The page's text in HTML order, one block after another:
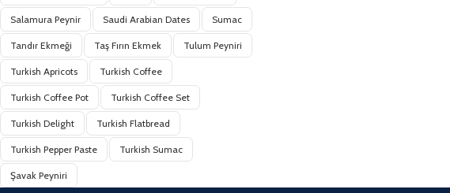
Salamura Peynir Saudi Arabian Dates Sumac
Tandır Ekmeği Taş Fırın Ekmek Tulum Peyniri
Turkish Apricots Turkish Coffee
Turkish Coffee Pot Turkish Coffee Set
Turkish Delight Turkish Flatbread
Turkish Pepper Paste Turkish Sumac
Şavak Peyniri